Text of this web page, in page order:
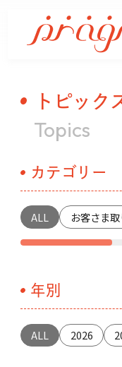
トピック
Topics
カテゴリー
ALL お客さま
年別
ALL 2026